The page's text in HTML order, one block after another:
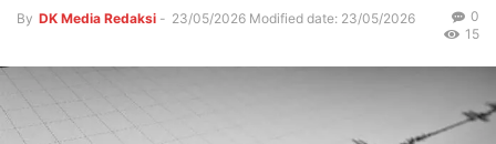
By DK Media Redaksi - 23/05/2026 Modified date: 23/05/2026
0
15